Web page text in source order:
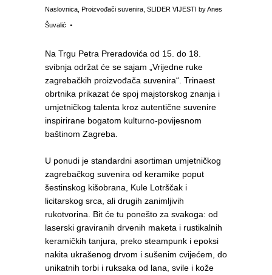
Naslovnica Proizvođači suvenira SLIDER VIJESTI byAnes
Šuvalić
Na Trgu Petra Preradovića od 15. do 18.
svibnja održat će se sajam „Vrijedne ruke
zagrebačkih proizvođača suvenira“. Trinaest
obrtnika prikazat će spoj majstorskog znanja i
umjetničkog talenta kroz autentične suvenire
inspirirane bogatom kulturno-povijesnom
baštinom Zagreba.
U ponudi je standardni asortiman umjetničkog
zagrebačkog suvenira od keramike poput
šestinskog kišobrana, Kule Lotrščak i
licitarskog srca, ali drugih zanimljivih
rukotvorina. Bit će tu ponešto za svakoga: od
laserski graviranih drvenih maketa i rustikalnih
keramičkih tanjura, preko steampunk i epoksi
nakita ukrašenog drvom i sušenim cvijećem, do
unikatnih torbi i ruksaka od lana, svile i kože